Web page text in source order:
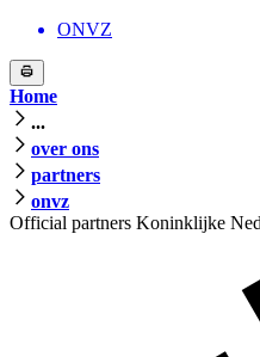
ONVZ
Home
...
over ons
partners
onvz
Official partners Koninklijke